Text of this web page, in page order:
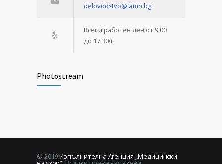
delovodstvo@iamn.bg
Всеки работен ден от 9:00
до 17:30ч.
Photostream
© 2019Изпълнителна Агенция „Медицински